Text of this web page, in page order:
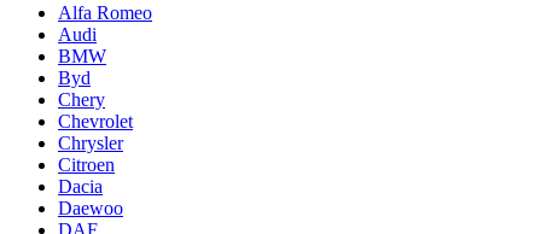
Alfa Romeo
Audi
BMW
Byd
Chery
Chevrolet
Chrysler
Citroen
Dacia
Daewoo
DAF